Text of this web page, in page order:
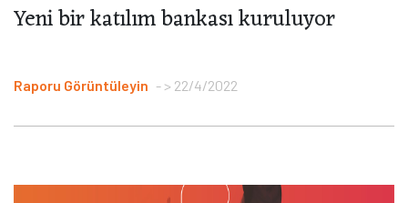
Yeni bir katılım bankası kuruluyor
Raporu Görüntüleyin > 22/4/2022